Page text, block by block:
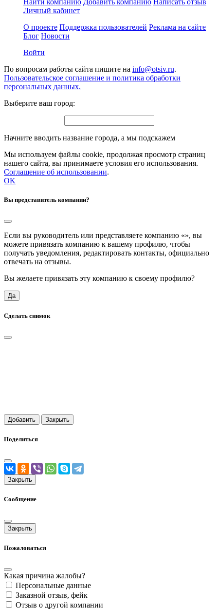
Найти компанию Добавить компанию Написать отзыв
Личный кабинет
О проекте Поддержка пользователей Реклама на сайте
Блог Новости
Войти
По вопросам работы сайта пишите на info@otsiv.ru.
Пользовательское соглашение и политика обработки
персональных данных.
Выберите ваш город:
Начните вводить название города, а мы подскажем
Мы используем файлы cookie, продолжая просмотр страниц
нашего сайта, вы принимаете условия его использования.
Соглашение об использовании.
OK
Вы представитель компании?
Если вы руководитель или представляете компанию «», вы
можете привязать компанию к вашему профилю, чтобы
получать уведомления, редактировать контакты, официально
отвечать на отзывы.
Вы желаете привязать эту компанию к своему профилю?
Да
Сделать снимок
Добавить Закрыть
Поделиться
Закрыть
Сообщение
Закрыть
Пожаловаться
Какая причина жалобы?
Персональные данные
Заказной отзыв, фейк
Отзыв о другой компании